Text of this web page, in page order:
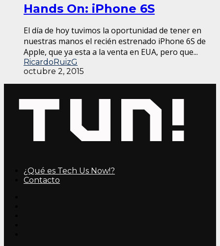
Hands On: iPhone 6S
El día de hoy tuvimos la oportunidad de tener en
nuestras manos el recién estrenado iPhone 6S de
Apple, que ya esta a la venta en EUA, pero que...
RicardoRuizG
octubre 2, 2015
¿Qué es Tech Us Now!?
Contacto